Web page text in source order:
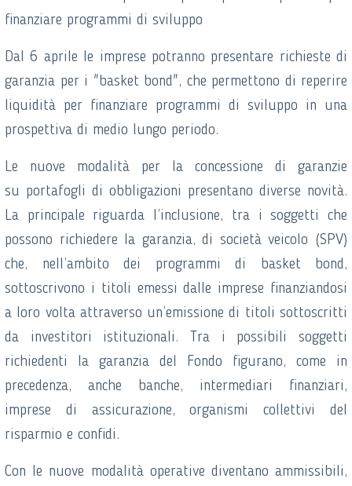
finanziare programmi di sviluppo
Dal 6 aprile le imprese potranno presentare richieste di
garanzia per i "basket bond", che permettono di reperire
liquidità per finanziare programmi di sviluppo in una
prospettiva di medio lungo periodo.
Le nuove modalità per la concessione di garanzie
su portafogli di obbligazioni presentano diverse novità.
La principale riguarda l’inclusione, tra i soggetti che
possono richiedere la garanzia, di società veicolo (SPV)
che, nell’ambito dei programmi di basket bond,
sottoscrivono i titoli emessi dalle imprese finanziandosi
a loro volta attraverso un’emissione di titoli sottoscritti
da investitori istituzionali. Tra i possibili soggetti
richiedenti la garanzia del Fondo figurano, come in
precedenza, anche banche, intermediari finanziari,
imprese di assicurazione, organismi collettivi del
risparmio e confidi.
Con le nuove modalità operative diventano ammissibili,